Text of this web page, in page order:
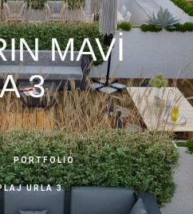
MAVI
3
PORTFOLIO
URLA 3